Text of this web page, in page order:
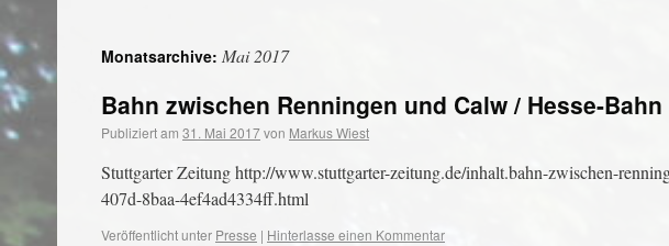
Monatsarchive: Mai 2017
Bahn zwischen Renningen und Calw / Hesse-
Publiziert am 31. Mai 2017von Markus Wiest
Stuttgarter Zeitung http://www.stuttgarter-zeitung.de/inhalt.bahn-zwischen-
407d-8baa-4ef4ad4334ff.html
Veröffentlicht unter Presse | Hinterlasse einen Kommentar